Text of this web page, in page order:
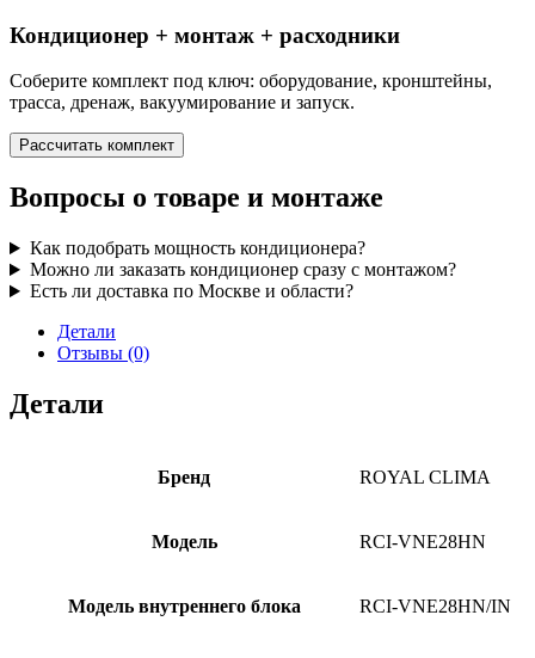
Кондиционер + монтаж + расходники
Соберите комплект под ключ: оборудование, кронштейны,
трасса, дренаж, вакуумирование и запуск.
Рассчитать комплект
Вопросы о товаре и монтаже
Как подобрать мощность кондиционера?
Можно ли заказать кондиционер сразу с монтажом?
Есть ли доставка по Москве и области?
Детали
Отзывы (0)
Детали
Бренд ROYAL CLIMA
Модель RCI-VNE28HN
Модель внутреннего блока RCI-VNE28HN/IN